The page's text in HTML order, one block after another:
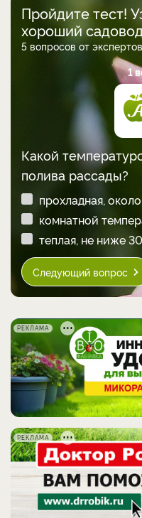
Пройдите тест!
хороший
5 вопросов от
1
Какой
полива рассады?
прохладная,
комнатной
теплая, не ниже
Следующий вопрос
РЕКЛАМА
РЕКЛАМА